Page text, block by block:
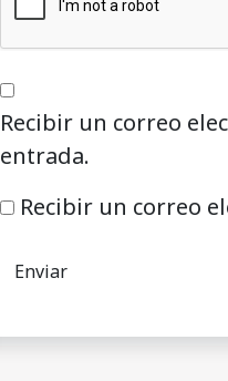
Recibir un correo
entrada.
Recibir un correo